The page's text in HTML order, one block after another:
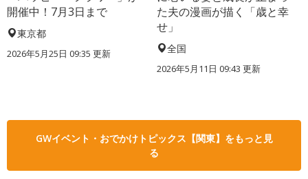
開催中！7月3日まで
東京都
2026年5月25日 09:35 更新
た夫の漫画が描く「歳と幸
せ」
全国
2026年5月11日 09:43 更新
GWイベント・おでかけトピックス【関東】をもっと見
る